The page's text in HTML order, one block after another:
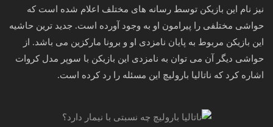
نیز نام این بازیکن توسط رسانه های مختلف اعلام شده است که
حواشی مختلفی را پیرامون او به وجود آورده است. جدید ترین حاشیه
این بازیکن مربوط به پایان نامزدی او و برونا مارکزین می باشد. از
حواشی دیگر آن می توان به نامزدی این بازیکن با سوپر مدل کروات
اشاره کرد که ناتالیا بارولیچ این مسئله را رد کرده‌ است.